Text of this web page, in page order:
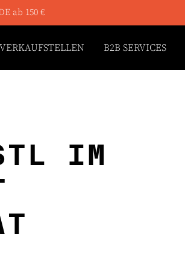
ab 150 €
VERKAUFSTELLEN B2B SERVICES
IM